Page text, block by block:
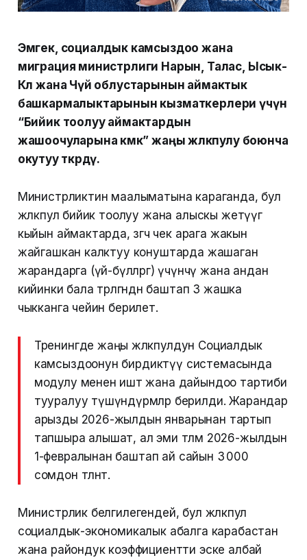
Эмгек, социалдык камсыздоо жана
миграция министрлиги Нарын, Талас, Ысык-
Көл жана Чүй облустарынын аймактык
башкармалыктарынын кызматкерлери үчүн
“Бийик тоолуу аймактардын
жашоочуларына көмөк” жаңы жөлөкпулу боюнча
окутуу өткөрдү.
Министрликтин маалыматына караганда, бул
жөлөкпул бийик тоолуу жана алыскы жетүүгө
кыйын аймактарда, өзгөчө чек арага жакын
жайгашкан калктуу конуштарда жашаган
жарандарга (үй-бүлөлөргө) үчүнчү жана андан
кийинки бала төрөлгөндөн баштап 3 жашка
чыкканга чейин берилет.
Тренингде жаңы жөлөкпулдун Социалдык
камсыздоонун бирдиктүү системасында
модулу менен иштөө жана дайындоо тартиби
тууралуу түшүндүрмөлөр берилди. Жарандар
арызды 2026-жылдын январынан тартып
тапшыра алышат, ал эми төлөм 2026-жылдын
1-февралынан баштап ай сайын 3 000
сомдон төлөнөт.
Министрлик белгилегендей, бул жөлөкпул
социалдык-экономикалык абалга карабастан
жана райондук коэффициентти эске албай